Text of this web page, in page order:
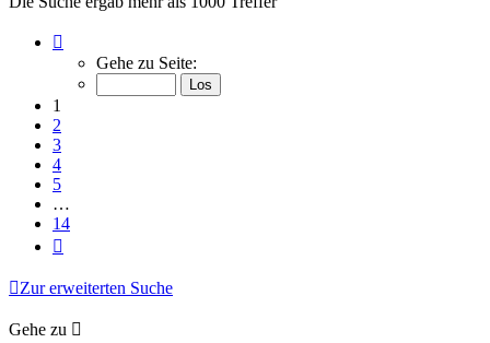
von
Gehe zu Seite:
1
2
3
4
5
…
14
Zur erweiterten Suche
Gehe zu